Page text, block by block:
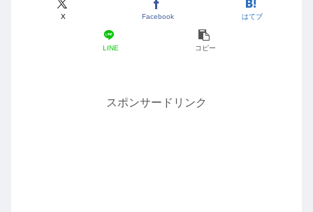
X Facebook はてブ
LINE コピー
スポンサードリンク